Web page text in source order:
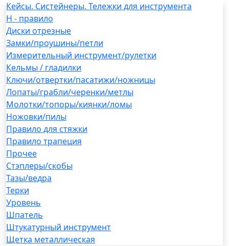
Кейсы. Систейнеры. Тележки для инструмента
H - правило
Диски отрезные
Замки/проушины/петли
Измерительный инструмент/рулетки
Кельмы / гладилки
Ключи/отвертки/пасатижи/ножницы
Лопаты/грабли/черенки/метлы
Молотки/топоры/киянки/ломы
Ножовки/пилы
Правило для стяжки
Правило трапеция
Прочее
Стэплеры/скобы
Тазы/ведра
Терки
Уровень
Шпатель
Штукатурный инструмент
Щетка металлическая